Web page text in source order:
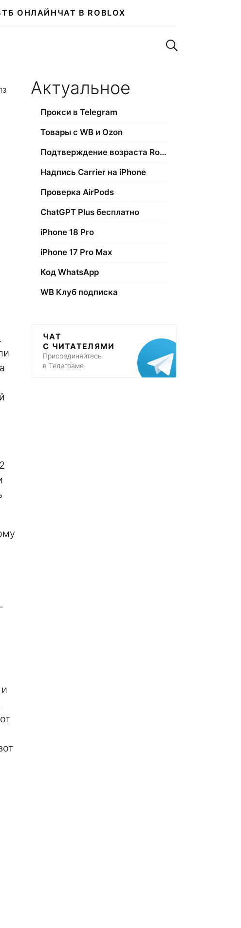
ОНЛАЙН ЧАТ В ROBLOX
Поиск по сайту
Актуальное
Прокси в Telegram
Товары с WB и Ozon
Подтверждение возраста Roblox
Надпись Carrier на iPhone
Проверка AirPods
ChatGPT Plus бесплатно
iPhone 18 Pro
iPhone 17 Pro Max
Код WhatsApp
WB Клуб подписка
ЧАТ
С ЧИТАТЕЛЯМИ
Присоединяйтесь
в Телеграме